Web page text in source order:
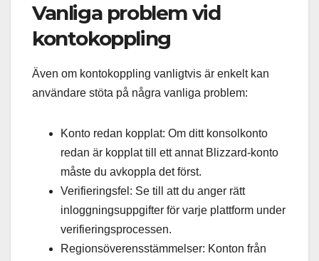
Vanliga problem vid
kontokoppling
Även om kontokoppling vanligtvis är enkelt kan
användare stöta på några vanliga problem:
Konto redan kopplat: Om ditt konsolkonto
redan är kopplat till ett annat Blizzard-konto
måste du avkoppla det först.
Verifieringsfel: Se till att du anger rätt
inloggningsuppgifter för varje plattform under
verifieringsprocessen.
Regionsöverensstämmelser: Konton från